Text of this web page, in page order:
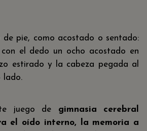
de pie, como acostado o sentado:
el dedo un ocho acostado en
estirado y la cabeza pegada al
lado.
juego de gimnasia cerebral
el oído interno, la memoria a